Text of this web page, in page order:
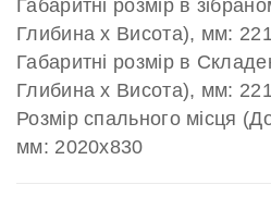
Габаритні розмір в
Глибина х Висота), мм:
Габаритні розмір в
Глибина х Висота), мм:
Розмір спального місця
мм: 2020х830